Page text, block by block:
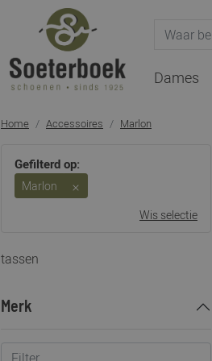
Dames
Home Accessoires Marlon
Gefilterd op:
Marlon
Wis selectie
tassen
Merk